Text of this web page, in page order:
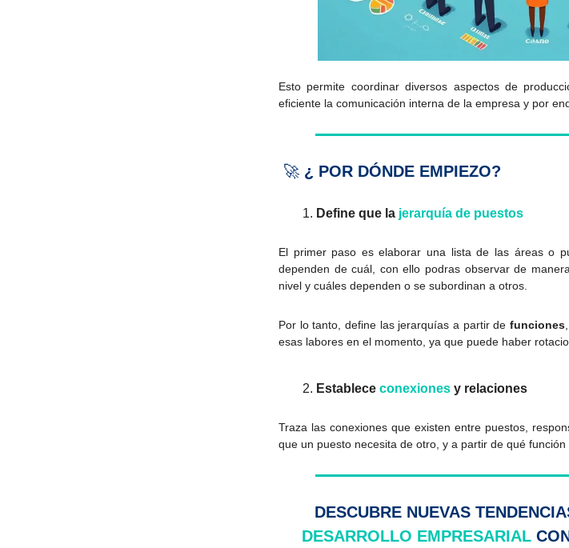
Esto permite coordinar diversos aspectos de
eficiente la comunicación interna de la empresa y por
🚀 ¿ POR DÓNDE EMPIEZO?
Define que la jerarquía de puestos
El primer paso es elaborar una lista de las áreas o
dependen de cuál, con ello podras observar de
nivel y cuáles dependen o se subordinan a otros.
Por lo tanto, define las jerarquías a partir de funciones
esas labores en el momento, ya que puede haber
Establece conexiones y relaciones
Traza las conexiones que existen entre puestos,
que un puesto necesita de otro, y a partir de qué función
DESCUBRE NUEVAS
DESARROLLO EMPRESARIAL